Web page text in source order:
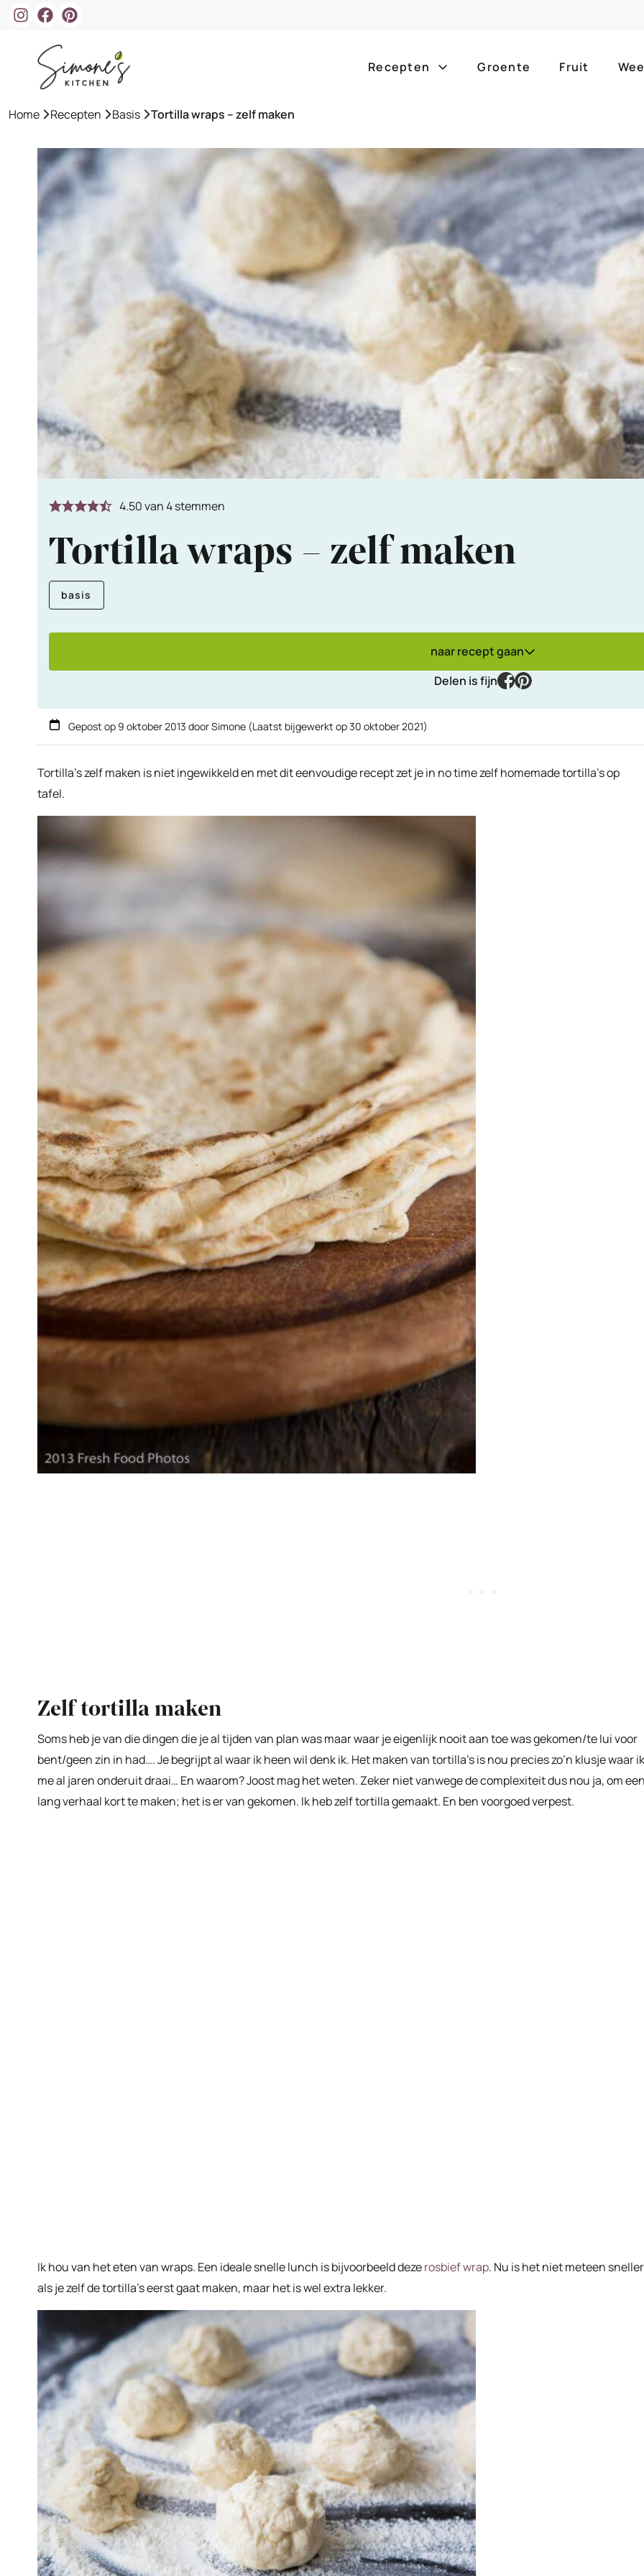
Recepten
ontbijt bijgerechten
lunch
borrelhapjes desserts
voorgerechten drankjes
alle
alle
zomer
slow
Groente Fruit
Home »Recepten »Basis »Tortilla wraps – zelf maken
4.50van4stemmen
Tortilla wraps – zelf maken
basis
naar recept gaan
Delen is fijn
facebook
pinterest
Gepost op 9 oktober 2013 doorSimone (Laatst bijgewerkt op30 oktober 2021)
Tortilla’s zelf maken is niet ingewikkeld en met dit eenvoudige recept zet je in no time zelf homemade tortilla’s op
tafel.
Zelf tortilla maken
Soms heb je van die dingen die je al tijden van plan was maar waar je eigenlijk nooit aan toe was gekomen/te lui voor
bent/geen zin in had…. Je begrijpt al waar ik heen wil denk ik. Het maken van tortilla’s is nou precies zo’n klusje waar ik
me al jaren onderuit draai… En waarom? Joost mag het weten. Zeker niet vanwege de complexiteit dus nou ja, om een
lang verhaal kort te maken; het is er van gekomen. Ik heb zelf tortilla gemaakt. En ben voorgoed verpest.
Ik hou van het eten van wraps. Een ideale snelle lunch is bijvoorbeeld dezerosbief wrap. Nu is het niet meteen sneller
als je zelf de tortilla’s eerst gaat maken, maar het is wel extra lekker.